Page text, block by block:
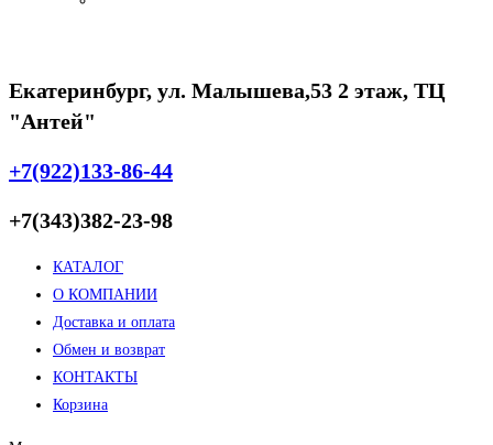
Екатеринбург, ул. Малышева,53 2 этаж, ТЦ
"Антей"
+7(922)133-86-44
+7(343)382-23-98
КАТАЛОГ
О КОМПАНИИ
Доставка и оплата
Обмен и возврат
КОНТАКТЫ
Корзина